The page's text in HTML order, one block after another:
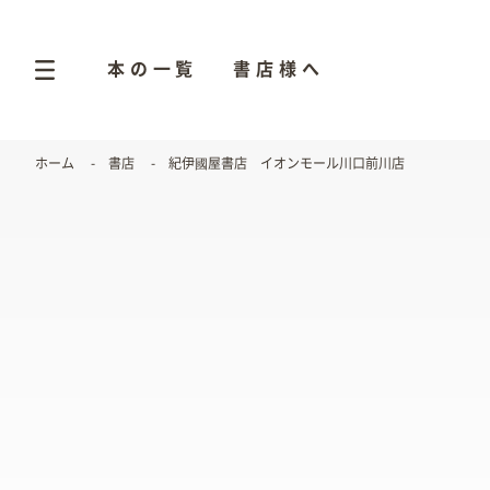
本の一覧 書店様へ
ホーム 書店 紀伊國屋書店 イオンモール川口前川店